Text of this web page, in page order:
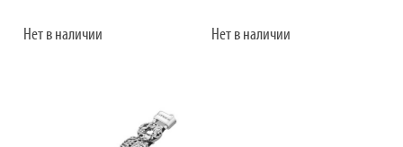
Нет в наличии Нет в наличии